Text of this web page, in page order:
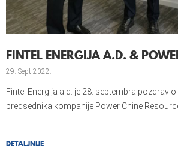
FINTEL ENERGIJA A.D. &
29. Sept 2022.
Fintel Energija a.d. je 28. septembra pozdravio
predsednika kompanije Power Chine
DETALJNIJE